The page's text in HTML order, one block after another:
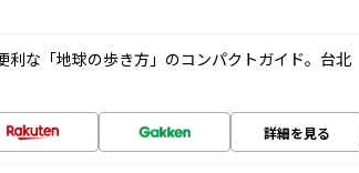
利な「地球の歩き方」のコンパクトガイド。台北
詳細を見る